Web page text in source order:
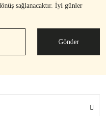
sağlanacaktır. İyi günler
Gönder